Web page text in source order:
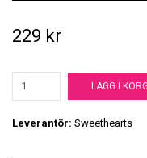
229 kr
LÄGG I
Leverantör: Sweethearts